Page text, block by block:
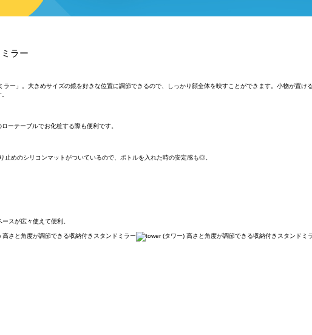
ラー
ー」。大きめサイズの鏡を好きな位置に調節できるので、しっかり顔全体を映すことができます。小物が置
ーテーブルでお化粧する際も便利です。
めのシリコンマットがついているので、ボトルを入れた時の安定感も◎。
スが広々使えて便利。